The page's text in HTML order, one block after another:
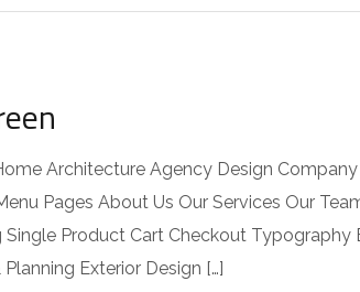
Architecture Agency Design
Pages About Us Our Services Our
Product Cart Checkout Typography
Exterior Design […]